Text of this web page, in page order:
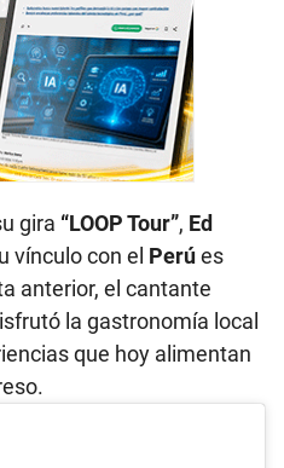
gira “LOOP Tour”, Ed
vínculo con el Perúes
anterior, el cantante
la gastronomía local
que hoy alimentan